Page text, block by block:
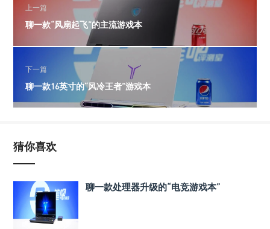
上一篇
聊一款“风扇起飞”的主流游戏本
下一篇
聊一款16英寸的“风冷王者”游戏本
猜你喜欢
聊一款处理器升级的“电竞游戏本”